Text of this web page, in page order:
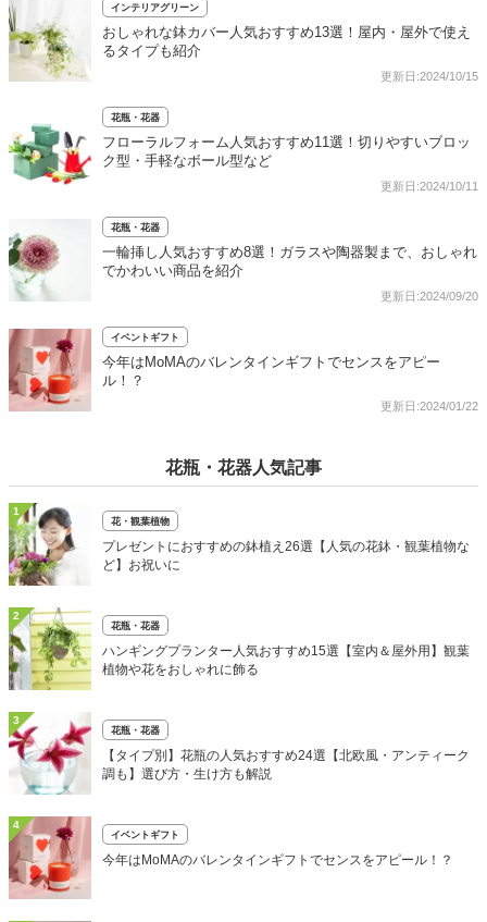
インテリアグリーン
おしゃれな鉢カバー人気おすすめ13選！屋内・屋外で使え
るタイプも紹介
更新日:2024/10/15
花瓶・花器
フローラルフォーム人気おすすめ11選！切りやすいブロッ
ク型・手軽なボール型など
更新日:2024/10/11
花瓶・花器
一輪挿し人気おすすめ8選！ガラスや陶器製まで、おしゃれ
でかわいい商品を紹介
更新日:2024/09/20
イベントギフト
今年はMoMAのバレンタインギフトでセンスをアピー
ル！？
更新日:2024/01/22
花瓶・花器人気記事
1
花・観葉植物
プレゼントにおすすめの鉢植え26選【人気の花鉢・観葉植物な
ど】お祝いに
2
花瓶・花器
ハンギングプランター人気おすすめ15選【室内＆屋外用】観葉
植物や花をおしゃれに飾る
3
花瓶・花器
【タイプ別】花瓶の人気おすすめ24選【北欧風・アンティーク
調も】選び方・生け方も解説
4
イベントギフト
今年はMoMAのバレンタインギフトでセンスをアピール！？